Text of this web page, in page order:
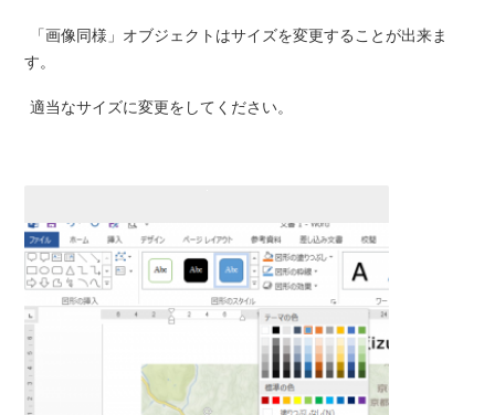
「画像同様」オブジェクトはサイズを変更することが出来ま
す。
適当なサイズに変更をしてください。